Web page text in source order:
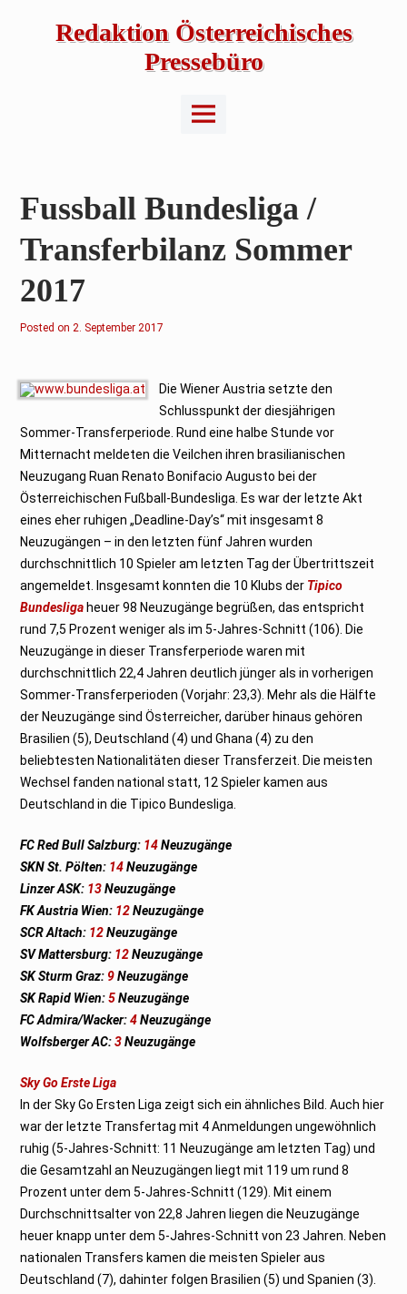
Redaktion Österreichisches
Pressebüro
Main
Menu
Fussball Bundesliga /
Transferbilanz Sommer
2017
Posted on3
i
2
8
2. September 2017
Die Wiener Austria setzte den
Schlusspunkt der diesjährigen
Sommer-Transferperiode. Rund eine halbe Stunde vor
Mitternacht meldeten die Veilchen ihren brasilianischen
Neuzugang Ruan Renato Bonifacio Augusto bei der
Österreichischen Fußball-Bundesliga. Es war der letzte Akt
eines eher ruhigen „Deadline-Day’s“ mit insgesamt 8
Neuzugängen – in den letzten fünf Jahren wurden
durchschnittlich 10 Spieler am letzten Tag der Übertrittszeit
angemeldet. Insgesamt konnten die 10 Klubs der Tipico
Bundesliga heuer 98 Neuzugänge begrüßen, das entspricht
rund 7,5 Prozent weniger als im 5-Jahres-Schnitt (106). Die
Neuzugänge in dieser Transferperiode waren mit
durchschnittlich 22,4 Jahren deutlich jünger als in vorherigen
Sommer-Transferperioden (Vorjahr: 23,3). Mehr als die Hälfte
der Neuzugänge sind Österreicher, darüber hinaus gehören
Brasilien (5), Deutschland (4) und Ghana (4) zu den
beliebtesten Nationalitäten dieser Transferzeit. Die meisten
Wechsel fanden national statt, 12 Spieler kamen aus
Deutschland in die Tipico Bundesliga.
FC Red Bull Salzburg: 14Neuzugänge
SKN St. Pölten: 14Neuzugänge
Linzer ASK: 13Neuzugänge
FK Austria Wien: 12Neuzugänge
SCR Altach: 12Neuzugänge
SV Mattersburg: 12Neuzugänge
SK Sturm Graz: 9Neuzugänge
SK Rapid Wien:5Neuzugänge
FC Admira/Wacker:4Neuzugänge
Wolfsberger AC:3Neuzugänge
Sky Go Erste Liga
In der Sky Go Ersten Liga zeigt sich ein ähnliches Bild. Auch hier
war der letzte Transfertag mit 4 Anmeldungen ungewöhnlich
ruhig (5-Jahres-Schnitt: 11 Neuzugänge am letzten Tag) und
die Gesamtzahl an Neuzugängen liegt mit 119 um rund 8
Prozent unter dem 5-Jahres-Schnitt (129). Mit einem
Durchschnittsalter von 22,8 Jahren liegen die Neuzugänge
heuer knapp unter dem 5-Jahres-Schnitt von 23 Jahren. Neben
nationalen Transfers kamen die meisten Spieler aus
Deutschland (7), dahinter folgen Brasilien (5) und Spanien (3).